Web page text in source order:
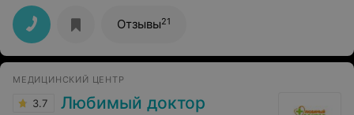
работаете в 5 поликлинике . Вы невероятная и золотой
доктор.
Отзывы21
МЕДИЦИНСКИЙ ЦЕНТР
3.7 Любимый доктор